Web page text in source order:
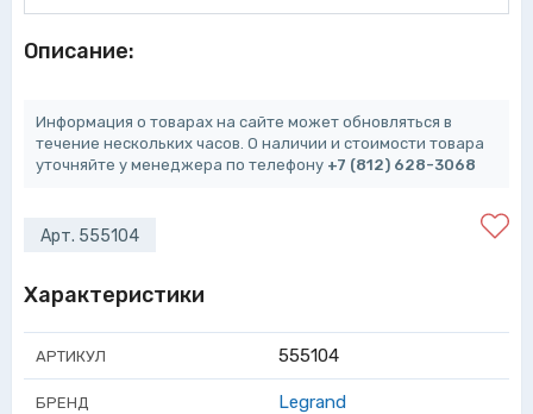
Описание:
Информация о товарах на сайте может обновляться в
течение нескольких часов. О наличии и стоимости товара
уточняйте у менеджера по телефону +7 (812) 628-3068
Арт. 555104
Характеристики
АРТИКУЛ 555104
БРЕНД Legrand